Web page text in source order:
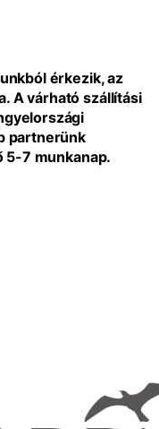
érkezik, az
A várható szállítási
partnerünk
5-7 munkanap.